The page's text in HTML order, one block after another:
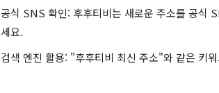
공식 SNS 확인: 후후티비는 새로운 주소를 공식
세요.
검색 엔진 활용: "후후티비 최신 주소"와 같은 키